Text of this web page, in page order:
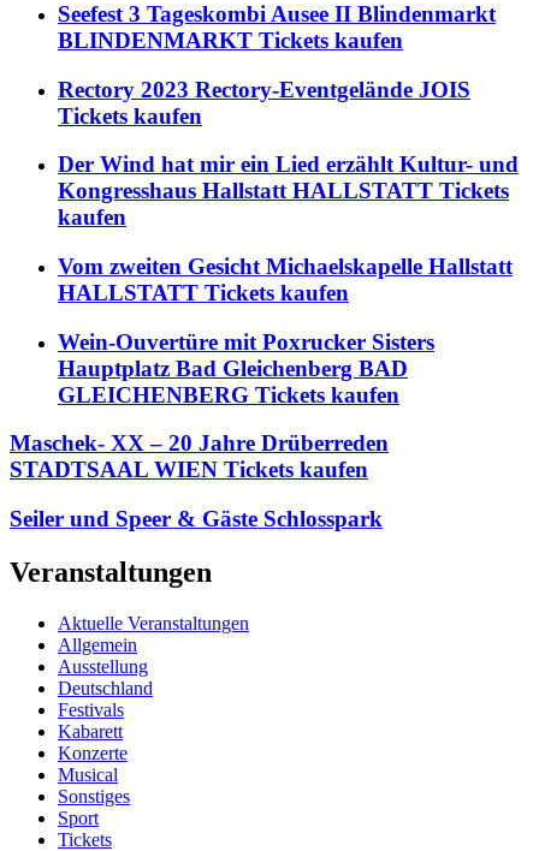
Seefest 3 Tageskombi Ausee II Blindenmarkt
BLINDENMARKT Tickets kaufen
Rectory 2023 Rectory-Eventgelände JOIS
Tickets kaufen
Der Wind hat mir ein Lied erzählt Kultur- und
Kongresshaus Hallstatt HALLSTATT Tickets
kaufen
Vom zweiten Gesicht Michaelskapelle Hallstatt
HALLSTATT Tickets kaufen
Wein-Ouvertüre mit Poxrucker Sisters
Hauptplatz Bad Gleichenberg BAD
GLEICHENBERG Tickets kaufen
Maschek- XX – 20 Jahre Drüberreden
STADTSAAL WIEN Tickets kaufen
Seiler und Speer & Gäste Schlosspark
Veranstaltungen
Aktuelle Veranstaltungen
Allgemein
Ausstellung
Deutschland
Festivals
Kabarett
Konzerte
Musical
Sonstiges
Sport
Tickets